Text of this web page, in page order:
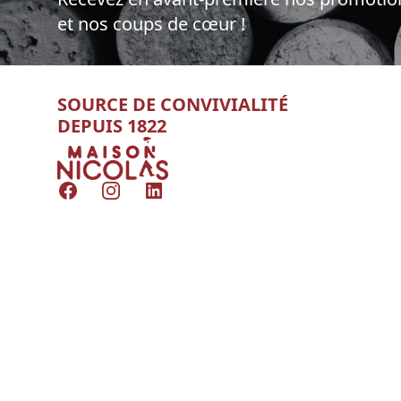
et nos coups de cœur !
SOURCE DE CONVIVIALITÉ
DEPUIS 1822
Nicolas
FacebookInstagramLinkedIn